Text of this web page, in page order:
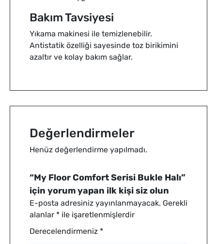
Bakım Tavsiyesi
Yıkama makinesi ile temizlenebilir.
Antistatik özelliği sayesinde toz birikimini
azaltır ve kolay bakım sağlar.
Değerlendirmeler
Henüz değerlendirme yapılmadı.
“My Floor Comfort Serisi Bukle Halı”
için yorum yapan ilk kişi siz olun
E-posta adresiniz yayınlanmayacak. Gerekli
alanlar * ile işaretlenmişlerdir
Derecelendirmeniz *